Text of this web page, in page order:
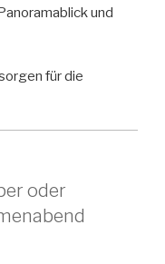
und
für die
oder